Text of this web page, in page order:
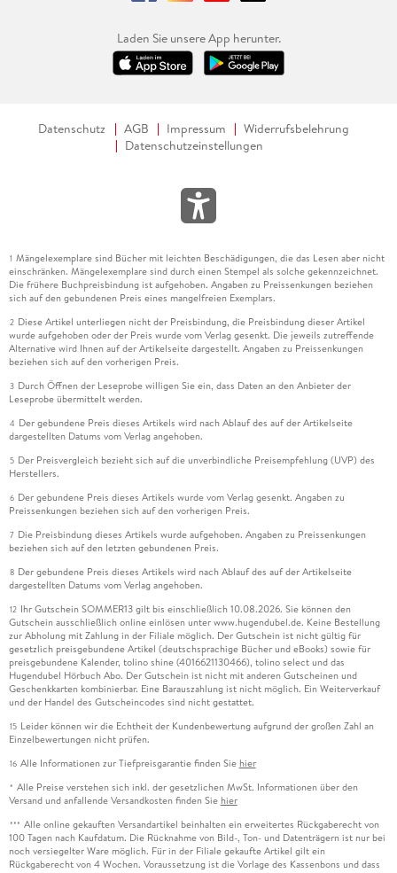
Laden Sie unsere App herunter.
Datenschutz AGB Impressum
Widerrufsbelehrung
Datenschutzeinstellungen
1 Mängelexemplare sind Bücher mit leichten Beschädigungen, die das Lesen aber nicht
einschränken. Mängelexemplare sind durch einen Stempel als solche gekennzeichnet.
Die frühere Buchpreisbindung ist aufgehoben. Angaben zu Preissenkungen beziehen
sich auf den gebundenen Preis eines mangelfreien Exemplars.
2 Diese Artikel unterliegen nicht der Preisbindung, die Preisbindung dieser Artikel
wurde aufgehoben oder der Preis wurde vom Verlag gesenkt. Die jeweils zutreffende
Alternative wird Ihnen auf der Artikelseite dargestellt. Angaben zu Preissenkungen
beziehen sich auf den vorherigen Preis.
3 Durch Öffnen der Leseprobe willigen Sie ein, dass Daten an den Anbieter der
Leseprobe übermittelt werden.
4 Der gebundene Preis dieses Artikels wird nach Ablauf des auf der Artikelseite
dargestellten Datums vom Verlag angehoben.
5 Der Preisvergleich bezieht sich auf die unverbindliche Preisempfehlung (UVP) des
Herstellers.
6 Der gebundene Preis dieses Artikels wurde vom Verlag gesenkt. Angaben zu
Preissenkungen beziehen sich auf den vorherigen Preis.
7 Die Preisbindung dieses Artikels wurde aufgehoben. Angaben zu Preissenkungen
beziehen sich auf den letzten gebundenen Preis.
8 Der gebundene Preis dieses Artikels wird nach Ablauf des auf der Artikelseite
dargestellten Datums vom Verlag angehoben.
12 Ihr Gutschein SOMMER13 gilt bis einschließlich 10.08.2026. Sie können den
Gutschein ausschließlich online einlösen unter www.hugendubel.de. Keine Bestellung
zur Abholung mit Zahlung in der Filiale möglich. Der Gutschein ist nicht gültig für
gesetzlich preisgebundene Artikel (deutschsprachige Bücher und eBooks) sowie für
preisgebundene Kalender, tolino shine (4016621130466), tolino select und das
Hugendubel Hörbuch Abo. Der Gutschein ist nicht mit anderen Gutscheinen und
Geschenkkarten kombinierbar. Eine Barauszahlung ist nicht möglich. Ein Weiterverkauf
und der Handel des Gutscheincodes sind nicht gestattet.
15 Leider können wir die Echtheit der Kundenbewertung aufgrund der großen Zahl an
Einzelbewertungen nicht prüfen.
16 Alle Informationen zur Tiefpreisgarantie finden Sie hier
* Alle Preise verstehen sich inkl. der gesetzlichen MwSt. Informationen über den
Versand und anfallende Versandkosten finden Sie hier
*** Alle online gekauften Versandartikel beinhalten ein erweitertes Rückgaberecht von
100 Tagen nach Kaufdatum. Die Rücknahme von Bild-, Ton- und Datenträgern ist nur bei
noch versiegelter Ware möglich. Für in der Filiale gekaufte Artikel gilt ein
Rückgaberecht von 4 Wochen. Voraussetzung ist die Vorlage des Kassenbons und dass